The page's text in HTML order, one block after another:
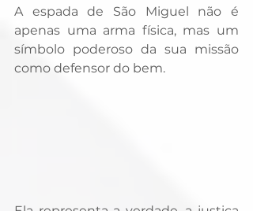
A espada de São Miguel não é
apenas uma arma física, mas um
símbolo poderoso da sua missão
como defensor do bem.